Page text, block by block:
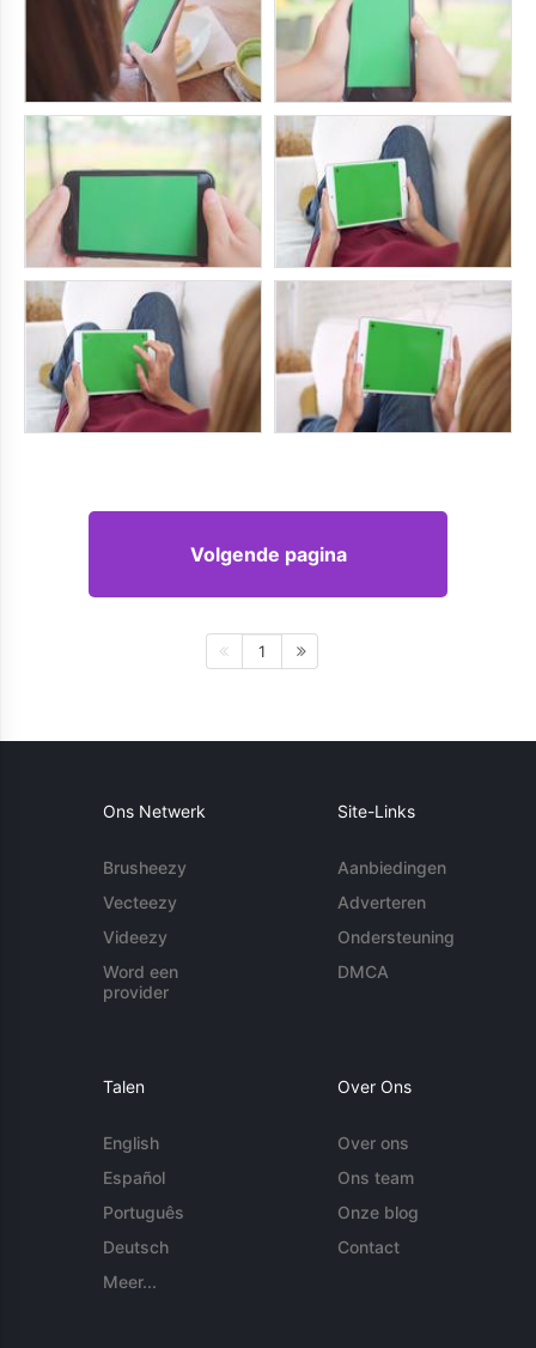
Volgende pagina
1
Ons Netwerk
Brusheezy
Vecteezy
Videezy
Word een
provider
Site-Links
Aanbiedingen
Adverteren
Ondersteuning
DMCA
Talen
English
Español
Português
Deutsch
Meer...
Over Ons
Over ons
Ons team
Onze blog
Contact